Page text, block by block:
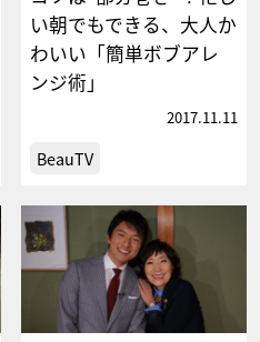
い朝でもできる、大人か
わいい「簡単ボブアレ
ンジ術」
2017.11.11
BeauTV